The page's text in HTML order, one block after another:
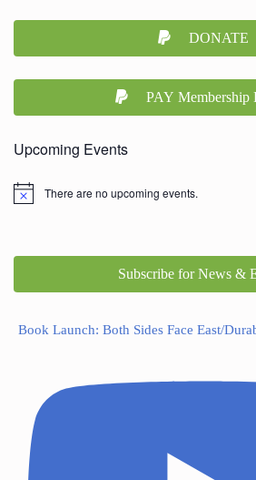
DONATE
PAY Membership
Upcoming Events
There are no upcoming events.
Subscribe for News &
Book Launch: Both Sides Face East/